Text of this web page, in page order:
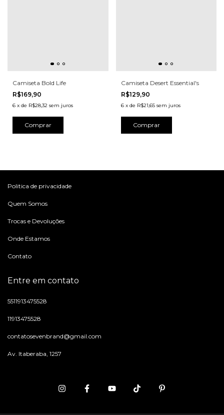
Camiseta Bold Life
R$169,90
6 x de R$28,32 sem juros
Comprar
Camiseta Desert Essential's
R$129,90
6 x de R$21,65 sem juros
Comprar
Politica de privacidade
Quem Somos
Trocas e Devoluções
Onde Estamos
Contato
Entre em contato
5511913475528
11913475528
contatosevenbrand@gmail.com
Av. Itaberaba, 1257